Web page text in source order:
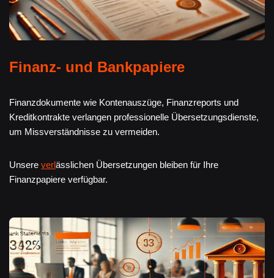
Finanz- und Bankpapiere
Finanzdokumente wie Kontenauszüge, Finanzreports und
Kreditkontrakte verlangen professionelle Übersetzungsdienste,
um Missverständnisse zu vermeiden.
Unsere verlässlichen Übersetzungen bleiben für Ihre
Finanzpapiere verfügbar.